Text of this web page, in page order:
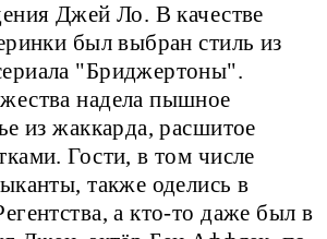
Джей Ло. В качестве
был выбран стиль из
"Бриджертоны".
надела пышное
из жаккарда, расшитое
Гости, в том числе
также оделись в
а кто-то даже был в